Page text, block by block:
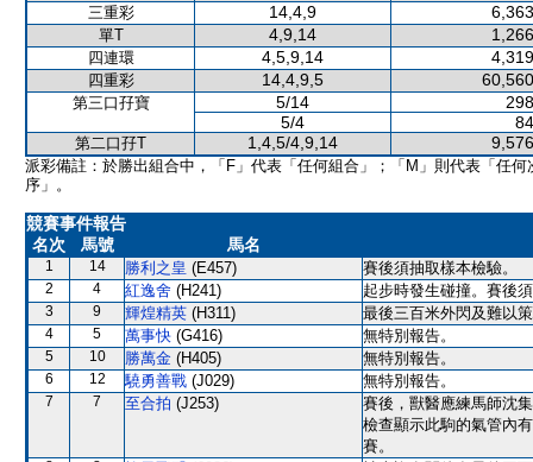
三重彩 14,4,9
單T 4,9,14
四連環 4,5,9,14
四重彩 14,4,9,5
第三口孖寶 5/14
5/4
第二口孖T 1,4,5/4,9,14
派彩備註：於勝出組合中，「F」代表「任何組合」；「M」則代表「任何
序」。
競賽事件報告
名次
馬號 馬名
1 14 勝利之皇 (E457) 賽後須抽取樣本檢驗。
2 4 紅逸舍 (H241) 起步時發生碰撞。賽後
3 9 輝煌精英 (H311) 最後三百米外閃及難以
4 5 萬事快 (G416) 無特別報告。
5 10 勝萬金 (H405) 無特別報告。
6 12 驍勇善戰 (J029) 無特別報告。
7 7 至合拍 (J253)
賽後，獸醫應練馬師沈
檢查顯示此駒的氣管內
賽。